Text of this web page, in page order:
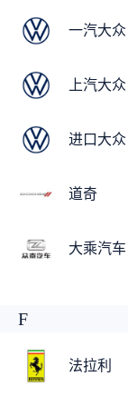
一汽大众
上汽大众
进口大众
道奇
大乘汽车
F
法拉利